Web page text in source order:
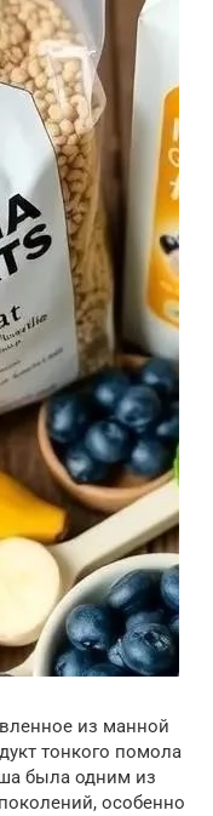
из манной
тонкого помола
была одним из
особенно